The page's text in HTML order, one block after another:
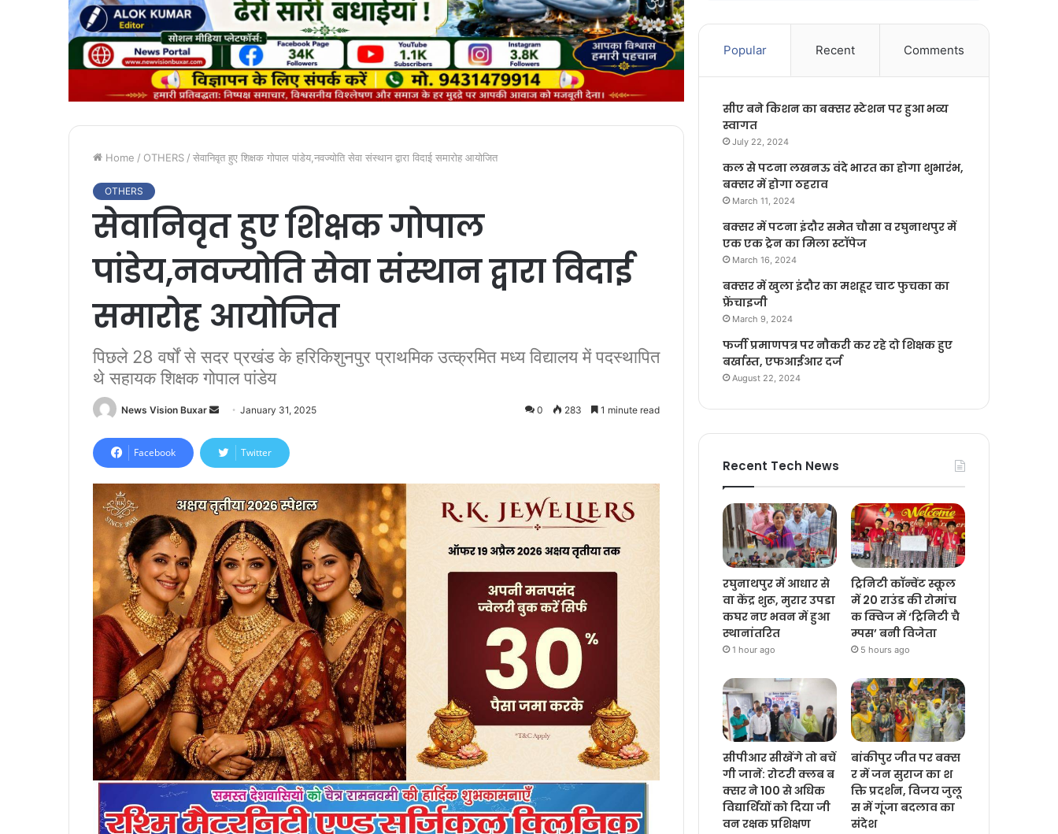
Home / OTHERS / सेवानिवृत हुए शिक्षक गोपाल पांडेय,नवज्योति सेवा संस्थान द्वारा विदाई समारोह आयोजित
OTHERS
सेवानिवृत हुए शिक्षक गोपाल
पांडेय,नवज्योति सेवा संस्थान द्वारा विदाई
समारोह आयोजित
पिछले 28 वर्षों से सदर प्रखंड के हरिकिशुनपुर प्राथमिक उत्क्रमित मध्य विद्यालय में पदस्थापित
थे सहायक शिक्षक गोपाल पांडेय
News Vision Buxar
n
d
a
n
e
m
a
i
l
January 31, 2025 0 283 1 minute read
Facebook Twitter
Popular Recent Comments
सीए बने किशन का बक्सर स्टेशन पर हुआ भव्य
स्वागत
July 22, 2024
कल से पटना लखनऊ वंदे भारत का होगा शुभारंभ,
बक्सर में होगा ठहराव
March 11, 2024
बक्सर में पटना इंदौर समेत चौसा व रघुनाथपुर में
एक एक ट्रेन का मिला स्टॉपेज
March 16, 2024
बक्सर में खुला इंदौर का मशहूर चाट फुचका का
फ्रेंचाइजी
March 9, 2024
फर्जी प्रमाणपत्र पर नौकरी कर रहे दो शिक्षक हुए
बर्खास्त, एफआईआर दर्ज
August 22, 2024
Recent Tech News
रघुनाथपुर में आधार से
वा केंद्र शुरू, मुरार उपडा
कघर नए भवन में हुआ
स्थानांतरित
1 hour ago
ट्रिनिटी कॉन्वेंट स्कूल
में 20 राउंड की रोमांच
क क्विज में ‘ट्रिनिटी चै
म्पस’ बनी विजेता
5 hours ago
सीपीआर सीखेंगे तो बचें
गी जानें: रोटरी क्लब ब
क्सर ने 100 से अधिक
विद्यार्थियों को दिया जी
वन रक्षक प्रशिक्षण
बांकीपुर जीत पर बक्स
र में जन सुराज का श
क्ति प्रदर्शन, विजय जुलू
स में गूंजा बदलाव का
संदेश